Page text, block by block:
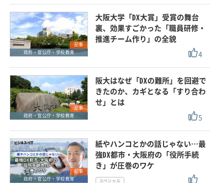
記事
政府・官公庁・学校教育
大阪大学「DX大賞」受賞の舞台
裏、効果すごかった「職員研修・
推進チーム作り」の全貌
4
記事
政府・官公庁・学校教育
阪大はなぜ「DXの難所」を回避で
きたのか、カギとなる「すり合わ
せ」とは
5
記事
政府・官公庁・学校教育
紙やハンコとかの話じゃない…最
強DX都市・大阪府の「役所手続
き」が圧巻のワケ